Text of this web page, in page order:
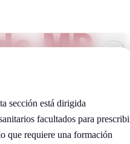
sección está dirigida
facultados para
que requiere una formación
para lesiones cutáneas